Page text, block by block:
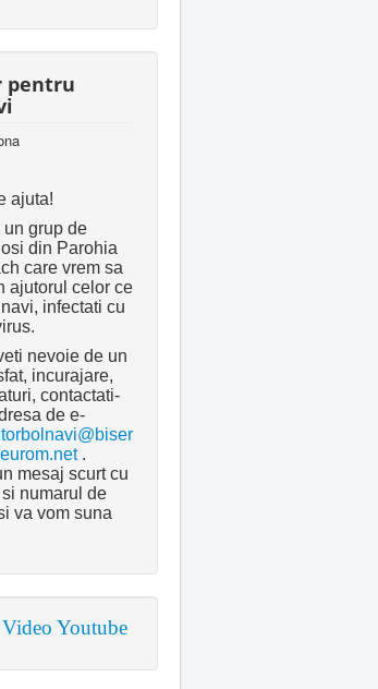
pentru
ajuta!
un grup de
din Parohia
care vrem sa
ajutorul celor ce
infectati cu
nevoie de un
incurajare,
contactati-
de e-
.
mesaj scurt cu
numarul de
va vom suna
Youtube